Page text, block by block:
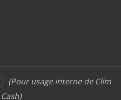
(Pour usage interne de Clim
Cash)